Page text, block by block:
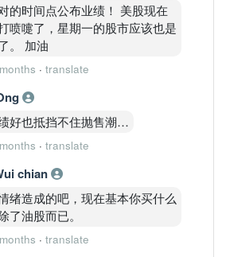
的时间点公布业绩！ 美股现在
喷嚏了，星期一的股市应该也是
。 加油
· translate
好也抵挡不住抛售潮…
· translate
chian
绪造成的吧，现在基本你买什么
了油股而已。
· translate